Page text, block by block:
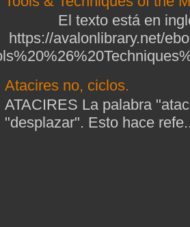
El texto está en
https://avalonlibrary.net/
Atacires no, ciclos.
ATACIRES La palabra
"desplazar". Esto hace